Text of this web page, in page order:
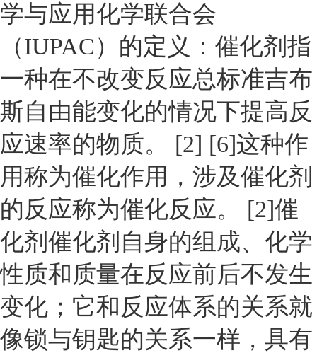
学与应用化学联合会
（IUPAC）的定义：催化剂指
一种在不改变反应总标准吉布
斯自由能变化的情况下提高反
应速率的物质。 [2] [6]这种作
用称为催化作用，涉及催化剂
的反应称为催化反应。 [2]催
化剂催化剂自身的组成、化学
性质和质量在反应前后不发生
变化；它和反应体系的关系就
像锁与钥匙的关系一样，具有